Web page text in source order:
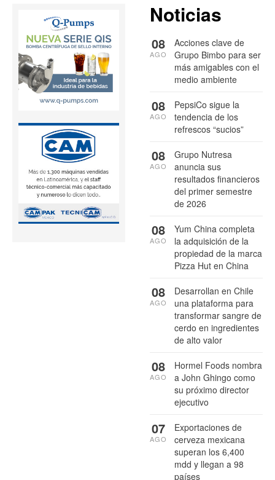
Noticias
Acciones clave de
Grupo Bimbo para ser
más amigables con el
medio ambiente
08
AGO
PepsiCo sigue la
tendencia de los
refrescos “sucios”
08
AGO
Grupo Nutresa
anuncia sus
resultados financieros
del primer semestre
de 2026
08
AGO
Yum China completa
la adquisición de la
propiedad de la marca
Pizza Hut en China
08
AGO
Desarrollan en Chile
una plataforma para
transformar sangre de
cerdo en ingredientes
de alto valor
08
AGO
Hormel Foods nombra
a John Ghingo como
su próximo director
ejecutivo
08
AGO
Exportaciones de
cerveza mexicana
superan los 6,400
mdd y llegan a 98
países
07
AGO